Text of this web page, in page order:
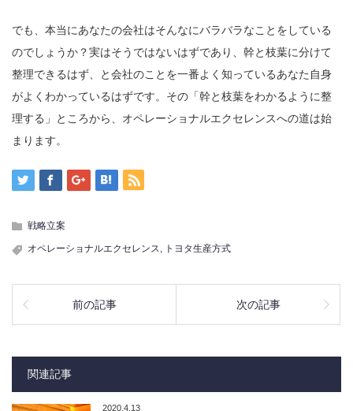
でも、本当にあなたの会社はそんなにバラバラなことをしている
のでしょうか？実はそうではないはずであり、幹と枝葉に分けて
整理できるはず、と会社のことを一番よく知っているあなた自身
がよくわかっているはずです。その「幹と枝葉をわかるように整
理する」ところから、オペレーショナルエクセレンスへの道は始
まります。
戦略立案
オペレーショナルエクセレンス トヨタ生産方式
前の記事 次の記事
関連記事
2020.4.13